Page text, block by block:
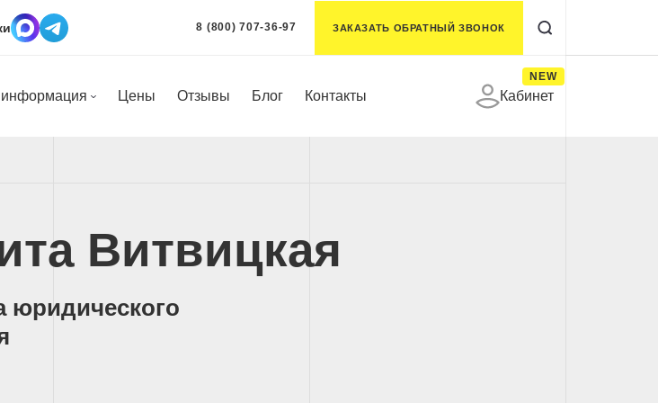
8 (800) 707-36-97 ЗАКАЗАТЬ ОБРАТНЫЙ ЗВОНОК
Цены Отзывы Блог Контакты Кабинет
NEW
Витвицкая
юридического